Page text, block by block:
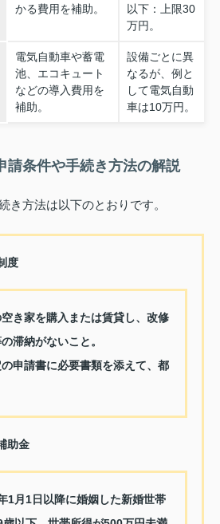
かる費用を補助。
以下：上限30
万円。
電気自動車や蓄電
池、エコキュート
などの導入費用を
補助。
設備ごとに異
なるが、例と
して電気自動
車は10万円。
請条件や手続き方法の解説
き方法は以下のとおりです。
度
き家を購入または賃貸し、改修
滞納がないこと。
申請書に必要書類を添えて、都
助金
1月1日以降に婚姻した新婚世帯